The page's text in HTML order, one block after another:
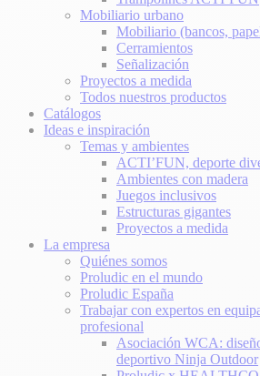
Mobiliario urbano
Mobiliario (bancos,
Cerramientos
Señalización
Proyectos a medida
Todos nuestros productos
Catálogos
Ideas e inspiración
Temas y ambientes
ACTI’FUN, deporte
Ambientes con madera
Juegos inclusivos
Estructuras gigantes
Proyectos a medida
La empresa
Quiénes somos
Proludic en el mundo
Proludic España
Trabajar con expertos en
profesional
Asociación WCA:
deportivo Ninja Outdoor